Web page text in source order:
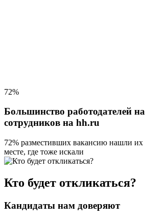
72%
Большинство работодателей
сотрудников на hh.ru
72% разместивших вакансию нашли их
месте, где тоже искали
Кто будет откликаться?
Кандидаты нам доверяют